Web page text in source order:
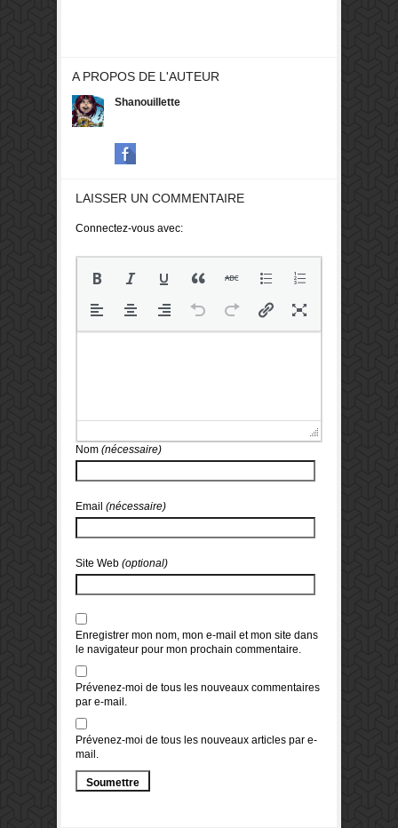
A PROPOS DE L'AUTEUR
Shanouillette
LAISSER UN COMMENTAIRE
Connectez-vous avec:
Nom (nécessaire)
Email (nécessaire)
Site Web (optional)
Enregistrer mon nom, mon e-mail et mon site dans
le navigateur pour mon prochain commentaire.
Prévenez-moi de tous les nouveaux commentaires
par e-mail.
Prévenez-moi de tous les nouveaux articles par e-
mail.